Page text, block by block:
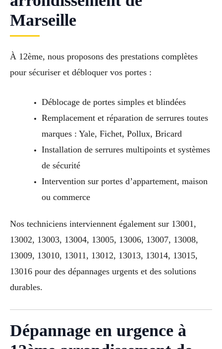
Marseille
À 12ème, nous proposons des prestations complètes
pour sécuriser et débloquer vos portes :
Déblocage de portes simples et blindées
Remplacement et réparation de serrures toutes
marques : Yale, Fichet, Pollux, Bricard
Installation de serrures multipoints et systèmes
de sécurité
Intervention sur portes d’appartement, maison
ou commerce
Nos techniciens interviennent également sur 13001,
13002, 13003, 13004, 13005, 13006, 13007, 13008,
13009, 13010, 13011, 13012, 13013, 13014, 13015,
13016 pour des dépannages urgents et des solutions
durables.
Dépannage en urgence à